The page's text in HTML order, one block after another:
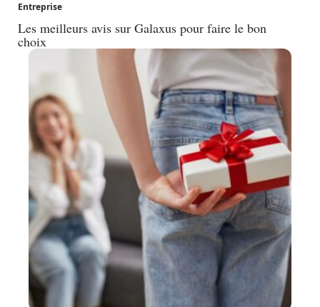
Entreprise
Les meilleurs avis sur Galaxus pour faire le bon
choix